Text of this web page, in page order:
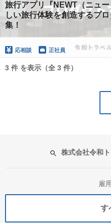
旅行アプリ『NEWT（ニュ
しい旅行体験を創造するプ
集！
応相談 正社員
3 件 を表示（全 3 件）
株式会社令和
雇
す